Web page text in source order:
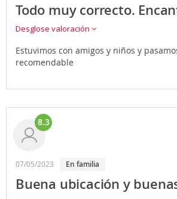
Todo muy correcto.
Desglose valoración
Estuvimos con amigos y niños y
recomendable
8.3
07/05/2023 en familia
Buena ubicación y